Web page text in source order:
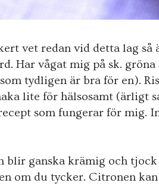
vet redan vid detta lag
Har vågat mig på sk.
tydligen är bra för en).
lite för hälsosamt (ärligt
som fungerar för mig.
blir ganska krämig och
om du tycker. Citronen